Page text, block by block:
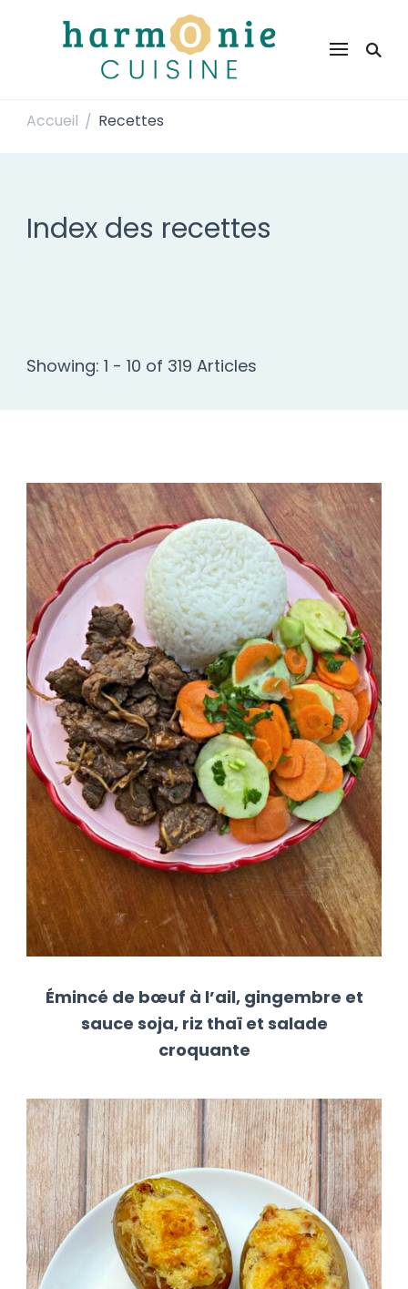
Harmonie Cuisine
Accueil / Recettes
Index des recettes
Showing: 1 - 10 of 319 Articles
Émincé de bœuf à l’ail, gingembre et
sauce soja, riz thaï et salade
croquante